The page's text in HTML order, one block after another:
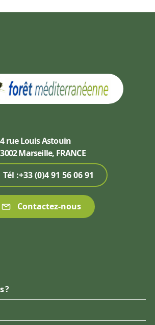
rue Louis Astouin
Marseille, FRANCE
Tél :+33 (0)4 91 56 06 91
Contactez-nous
?